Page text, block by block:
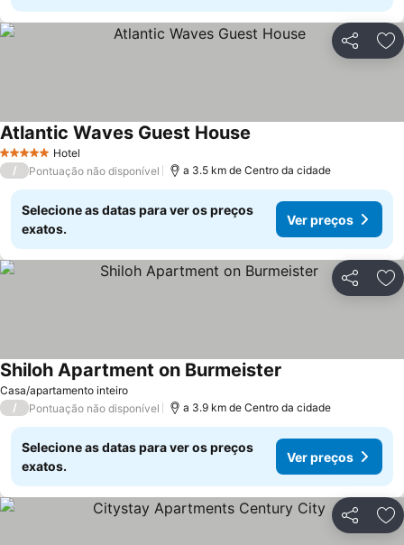
Partilhar
5 Estrelas Hotel
Atlantic Waves Guest House
/ Pontuação não disponível a 3.5 km de Centro da cidade
Selecione as datas para ver os preços
exatos.
Ver preços
Partilhar
Casa/apartamento inteiro
Shiloh Apartment on Burmeister
/ Pontuação não disponível a 3.9 km de Centro da cidade
Selecione as datas para ver os preços
exatos.
Ver preços
Partilhar